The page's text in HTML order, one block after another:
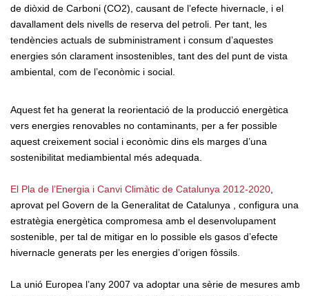
de diòxid de Carboni (CO2), causant de l’efecte hivernacle, i el
davallament dels nivells de reserva del petroli. Per tant, les
tendències actuals de subministrament i consum d’aquestes
energies són clarament insostenibles, tant des del punt de vista
ambiental, com de l’econòmic i social.
Aquest fet ha generat la reorientació de la producció energètica
vers energies renovables no contaminants, per a fer possible
aquest creixement social i econòmic dins els marges d’una
sostenibilitat mediambiental més adequada.
El Pla de l’Energia i Canvi Climàtic de Catalunya 2012-2020
aprovat pel Govern de la Generalitat de Catalunya , configura una
estratègia energètica compromesa amb el desenvolupament
sostenible, per tal de mitigar en lo possible els gasos d’efecte
hivernacle generats per les energies d’origen fòssils.
La unió Europea l’any 2007 va adoptar una sèrie de mesures amb